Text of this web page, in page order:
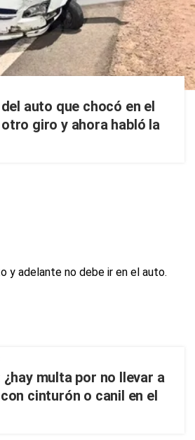
auto que chocó en el
giro y ahora habló la
multa por no llevar a
cinturón o canil en el